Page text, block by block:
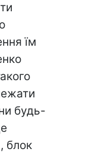
їм
будь-
блок